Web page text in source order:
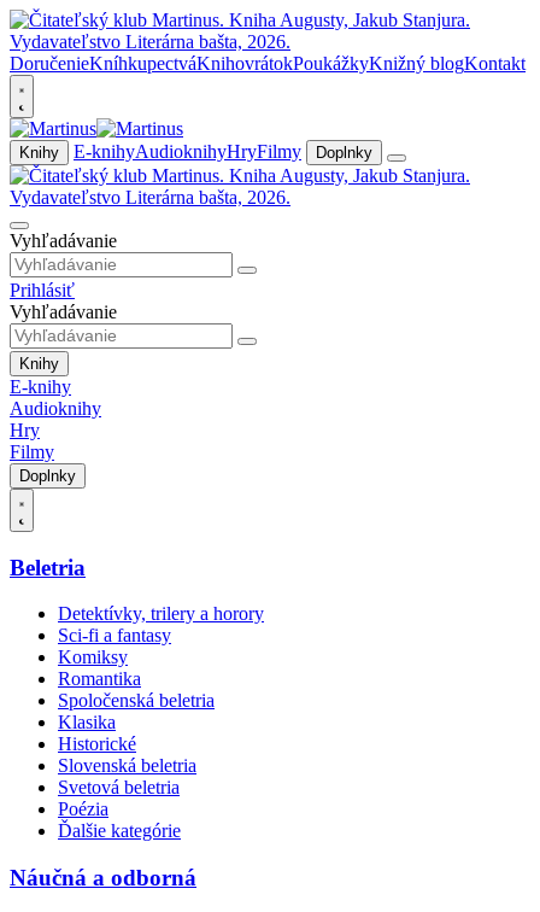
DoručenieKníhkupectváKnihovrátokPoukážkyKnižný blogKontakt
Knihy E-knihyAudioknihyHryFilmy Doplnky
Vyhľadávanie
Prihlásiť
Vyhľadávanie
Knihy
E-knihy
Audioknihy
Hry
Filmy
Doplnky
Beletria
Detektívky, trilery a horory
Sci-fi a fantasy
Komiksy
Romantika
Spoločenská beletria
Klasika
Historické
Slovenská beletria
Svetová beletria
Poézia
Ďalšie kategórie
Náučná a odborná